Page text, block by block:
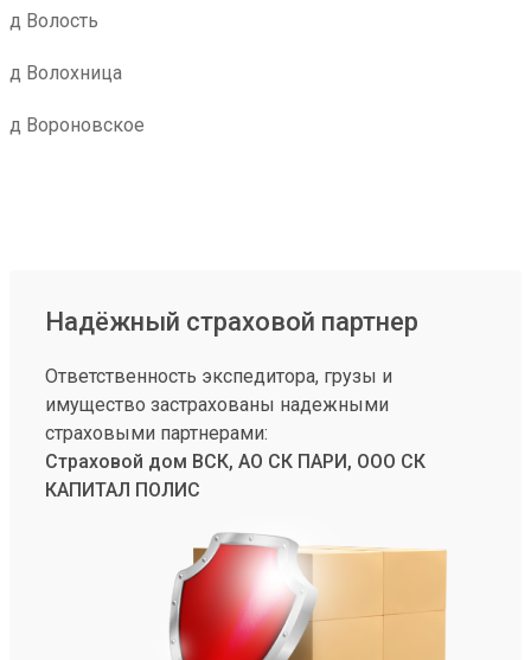
д Волость
д Волохница
д Вороновское
Надёжный страховой партнер
Ответственность экспедитора, грузы и
имущество застрахованы надежными
страховыми партнерами:
Страховой дом ВСК, АО СК ПАРИ, ООО СК
КАПИТАЛ ПОЛИС